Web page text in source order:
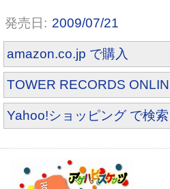
2009/07/21
amazon.co.jp で購入
TOWER RECORDS
Yahoo!ショッピング で検索